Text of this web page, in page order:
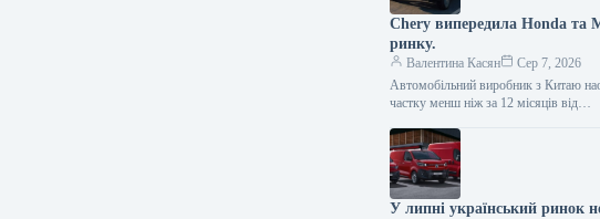
Chery випередила Honda та
ринку.
Валентина Касян
Сер 7, 2026
Автомобільний виробник з Китаю
частку менш ніж за 12 місяців від…
У липні український ринок